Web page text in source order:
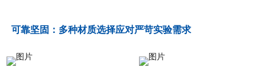
可靠坚固： 多种材质选择应对严苛实验需求